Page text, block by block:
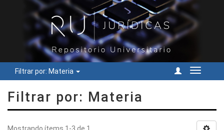
Filtrar por: Materia
Cambiar
Filtrar por: Materia